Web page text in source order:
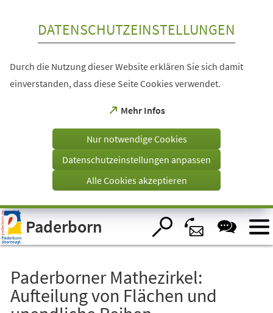
Visuelle
Assistenzsoftware
öffnen.
DATENSCHUTZEINSTELLUNGEN
Durch die Nutzung dieser Website erklären Sie sich damit
einverstanden, dass diese Seite Cookies verwendet.
Mehr Infos
(Öffnet
einem
Tab)
Nur notwendige Cookies
Datenschutzeinstellungen anpassen
Alle Cookies akzeptieren
Paderborn
Paderborner Mathezirkel:
Aufteilung von Flächen und